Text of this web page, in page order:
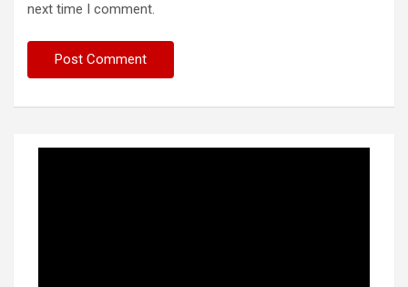
next time I comment.